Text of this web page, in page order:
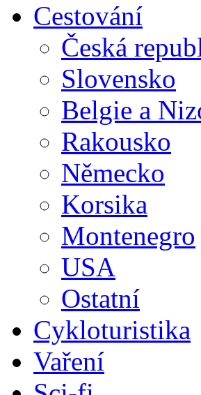
Cestování
Česká
Slovensko
Belgie a
Rakousko
Německo
Korsika
Montenegro
USA
Ostatní
Cykloturistika
Vaření